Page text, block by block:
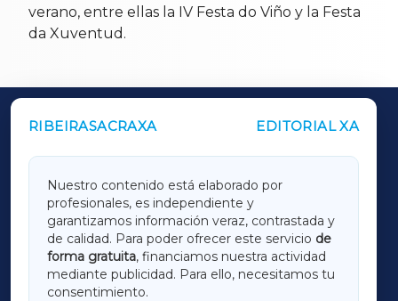
verano, entre ellas la IV Festa do Viño y la Festa
da Xuventud.
RIBEIRASACRAXA EDITORIAL XA
Nuestro contenido está elaborado por
profesionales, es independiente y
garantizamos información veraz, contrastada y
de calidad. Para poder ofrecer este servicio de
forma gratuita, financiamos nuestra actividad
mediante publicidad. Para ello, necesitamos tu
consentimiento.
OUTROS PERIÓDICOS
LUGOXA
TERRACHAXA